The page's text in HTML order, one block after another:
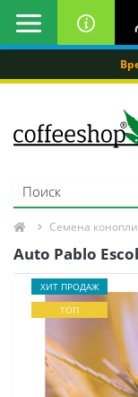
Семена конопли
Auto Pablo
ХИТ ПРОДАЖ
ТОП